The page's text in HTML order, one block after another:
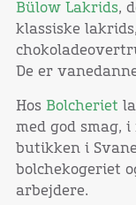
Bülow Lakrids,
klassiske
De er
Hos Bolcheriet
med god smag,
butikken i
bolchekogeriet
arbejdere.